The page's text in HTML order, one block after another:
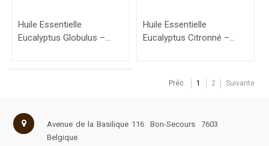
Huile Essentielle
Eucalyptus Globulus –
Huile Essentielle
Eucalyptus Citronné –
Préc. 1 2 Suivante
Avenue de la Basilique 116 Bon-Secours
7603
Belgique